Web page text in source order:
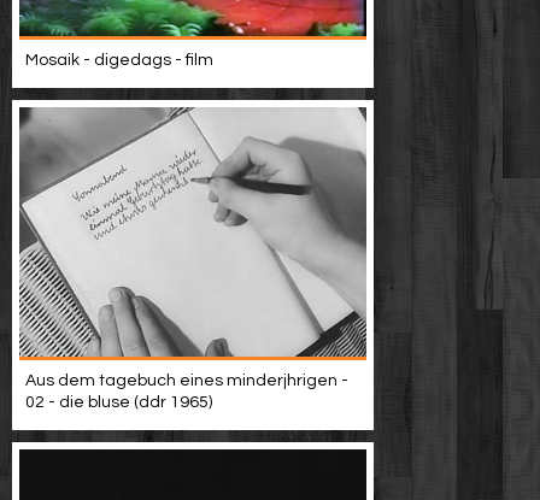
Mosaik - digedags - film
Aus dem tagebuch eines minderjhrigen -
02 - die bluse (ddr 1965)